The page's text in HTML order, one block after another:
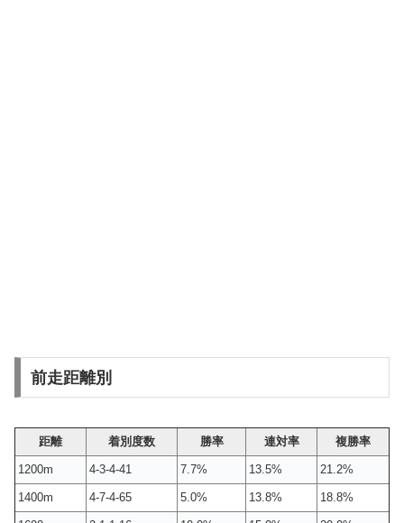
前走距離別
距離 着別度数 勝率 連対率 複勝率
1200m 4-3-4-41 7.7% 13.5% 21.2%
1400m 4-7-4-65 5.0% 13.8% 18.8%